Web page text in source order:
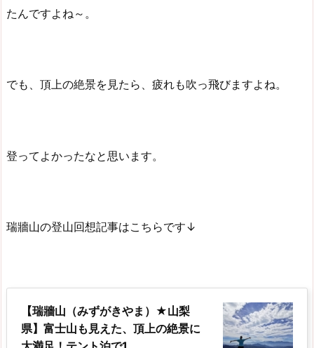
たんですよね～。
でも、頂上の絶景を見たら、疲れも吹っ飛びますよね。
登ってよかったなと思います。
瑞牆山の登山回想記事はこちらです↓
【瑞牆山（みずがきやま）★山梨
県】富士山も見えた、頂上の絶景に